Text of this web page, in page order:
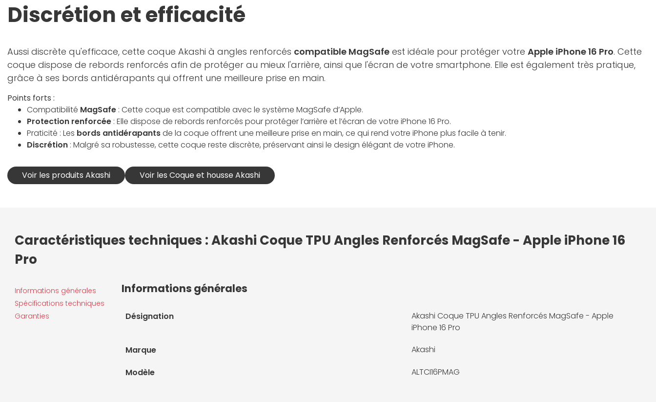
Discrétion et efficacité
Aussi discrète qu'efficace, cette coque Akashi à angles renforcés compatible MagSafe est idéale pour protéger votre Apple iPhone 16 Pro. Cette
coque dispose de rebords renforcés afin de protéger au mieux l'arrière, ainsi que l'écran de votre smartphone. Elle est également très pratique,
grâce à ses bords antidérapants qui offrent une meilleure prise en main.
Points forts :
Compatibilité MagSafe : Cette coque est compatible avec le système MagSafe d’Apple.
Protection renforcée : Elle dispose de rebords renforcés pour protéger l’arrière et l’écran de votre iPhone 16 Pro.
Praticité : Les bords antidérapantsde la coque offrent une meilleure prise en main, ce qui rend votre iPhone plus facile à tenir.
Discrétion : Malgré sa robustesse, cette coque reste discrète, préservant ainsi le design élégant de votre iPhone.
Voir les produits Akashi Voir les Coque et housse Akashi
Caractéristiques techniques : Akashi Coque TPU Angles Renforcés MagSafe - Apple iPhone 16
Pro
Informations générales
Spécifications techniques
Garanties
Informations générales
Désignation
Akashi Coque TPU Angles Renforcés MagSafe - Apple
iPhone 16 Pro
Marque
Akashi
Modèle ALTCI16PMAG